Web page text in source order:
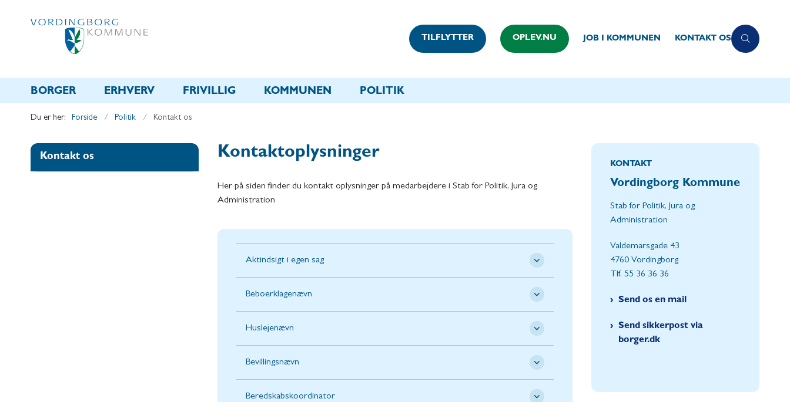
TILFLYTTER OPLEV.NU JOB I KOMMUNEN KONTAKT OS
BORGER ERHVERV FRIVILLIG KOMMUNEN POLITIK
Du er her: Forside Politik Kontakt os
Kontakt os Kontaktoplysninger
Her på siden finder du kontakt oplysninger på medarbejdere i Stab for Politik, Jura og
Administration
Aktindsigt i egen sag
Beboerklagenævn
Huslejenævn
Bevillingsnævn
Beredskabskoordinator
KONTAKT
Vordingborg Kommune
Stab for Politik, Jura og
Administration
Valdemarsgade 43
4760 Vordingborg
Tlf. 55 36 36 36
Send os en mail
Send sikkerpost via
borger.dk